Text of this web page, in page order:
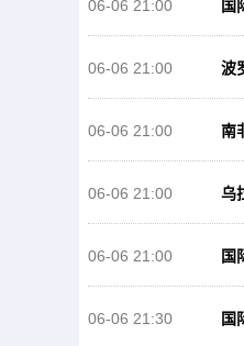
06-06 21:00 国
06-06 21:00 波
06-06 21:00 南
06-06 21:00 乌
06-06 21:00 国
06-06 21:30 国